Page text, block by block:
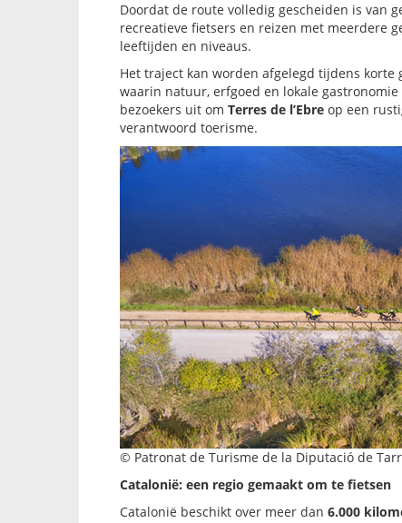
Doordat de route volledig gescheiden is van
recreatieve fietsers en reizen met meerdere
leeftijden en niveaus.
Het traject kan worden afgelegd tijdens
waarin natuur, erfgoed en lokale
bezoekers uit om Terres de l’Ebre op een
verantwoord toerisme.
© Patronat de Turisme de la Diputació de
Catalonië: een regio gemaakt om te fietsen
Catalonië beschikt over meer dan 6.000